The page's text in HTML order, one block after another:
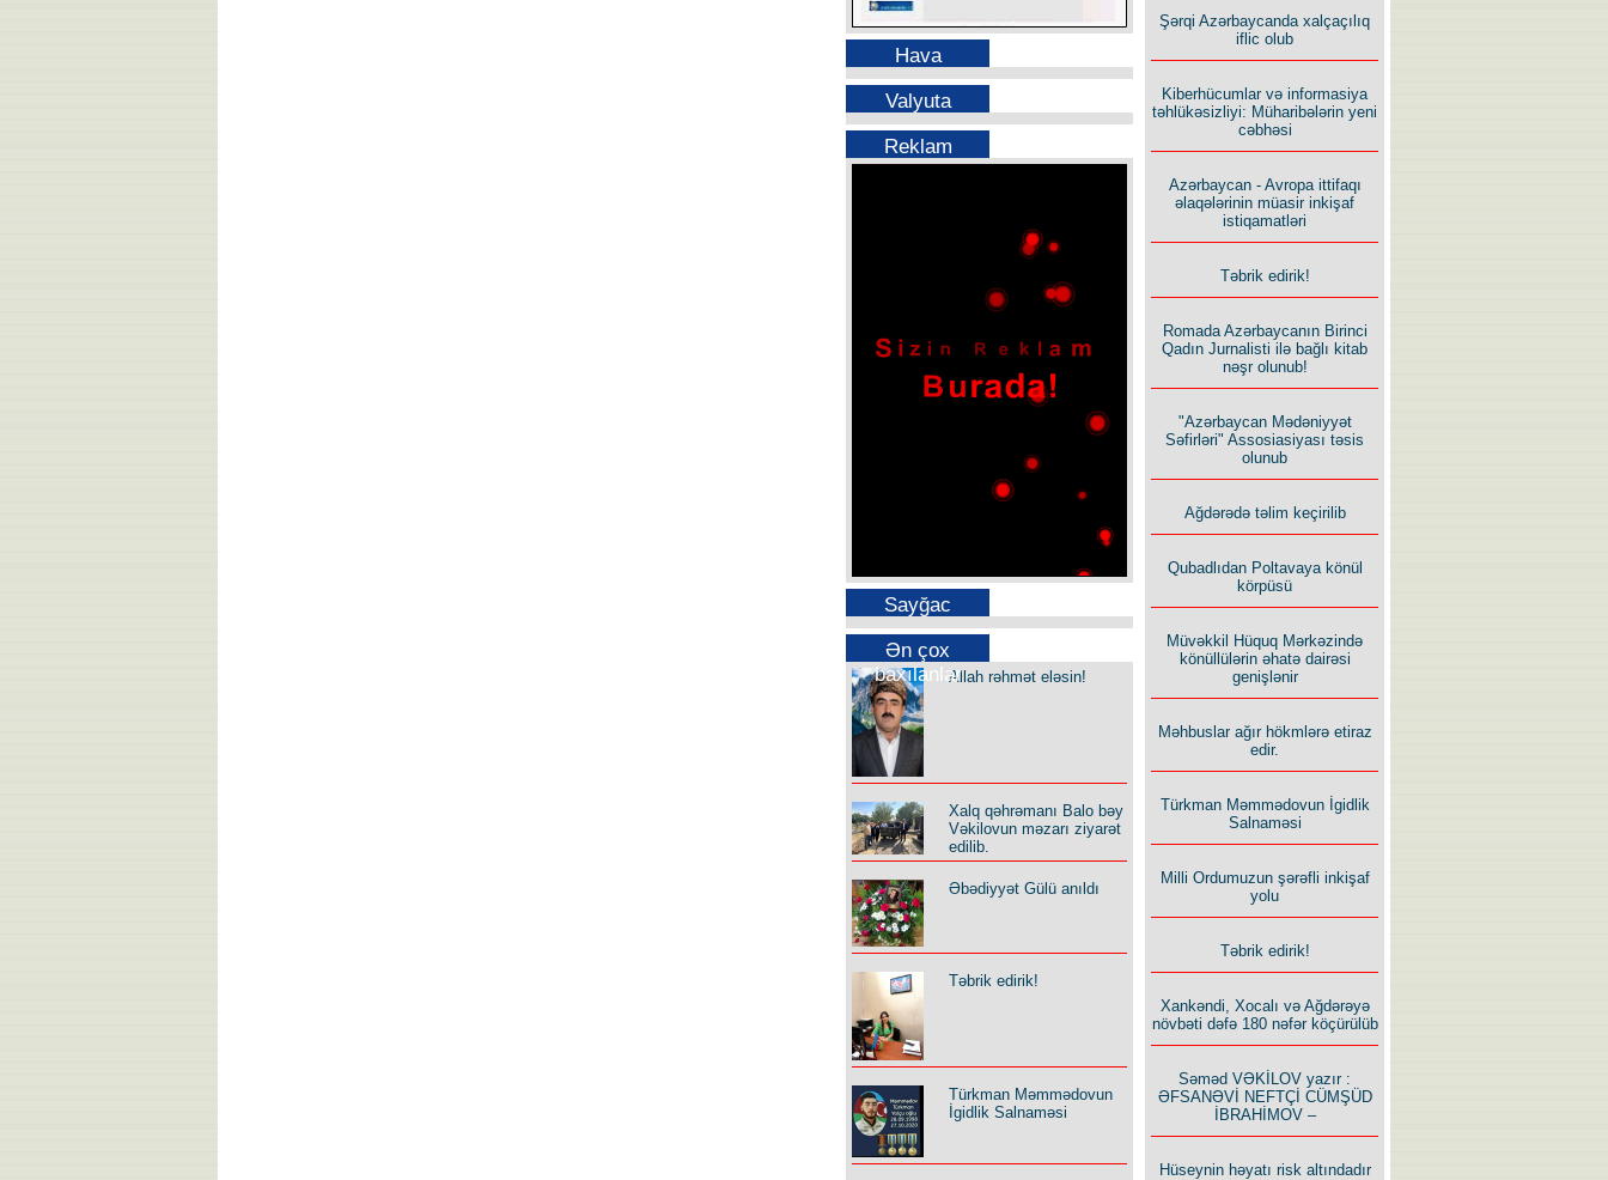
Hava
Valyuta
Reklam
Sayğac
Ən çox
baxılanlarAllah rəhmət eləsin!
Xalq qəhrəmanı Balo bəy
Vəkilovun məzarı ziyarət
edilib.
Əbədiyyət Gülü anıldı
Təbrik edirik!
Türkman Məmmədovun
İgidlik Salnaməsi
Şərqi Azərbaycanda xalçaçılıq
iflic olub
Kiberhücumlar və informasiya
təhlükəsizliyi: Müharibələrin yeni
cəbhəsi
Azərbaycan - Avropa ittifaqı
əlaqələrinin müasir inkişaf
istiqamatləri
Təbrik edirik!
Romada Azərbaycanın Birinci
Qadın Jurnalisti ilə bağlı kitab
nəşr olunub!
"Azərbaycan Mədəniyyət
Səfirləri" Assosiasiyası təsis
olunub
Ağdərədə təlim keçirilib
Qubadlıdan Poltavaya könül
körpüsü
Müvəkkil Hüquq Mərkəzində
könüllülərin əhatə dairəsi
genişlənir
Məhbuslar ağır hökmlərə etiraz
edir.
Türkman Məmmədovun İgidlik
Salnaməsi
Milli Ordumuzun şərəfli inkişaf
yolu
Təbrik edirik!
Xankəndi, Xocalı və Ağdərəyə
növbəti dəfə 180 nəfər köçürülüb
Səməd VƏKİLOV yazır :
ƏFSANƏVİ NEFTÇİ CÜMŞÜD
İBRAHİMOV –
Hüseynin həyatı risk altındadır